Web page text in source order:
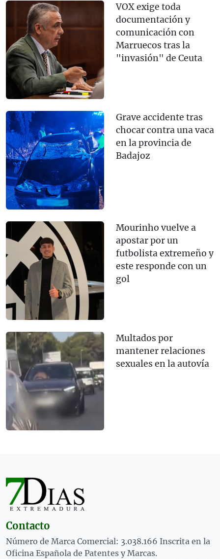
VOX exige toda
documentación y
comunicación con
Marruecos tras la
"invasión" de Ceuta
Grave accidente tras
chocar contra una vaca
en la provincia de
Badajoz
Mourinho vuelve a
apostar por un
futbolista extremeño y
este responde con un
gol
Multados por
mantener relaciones
sexuales en la autovía
Contacto
Número de Marca Comercial: 3.038.166 Inscrita en la
Oficina Española de Patentes y Marcas.